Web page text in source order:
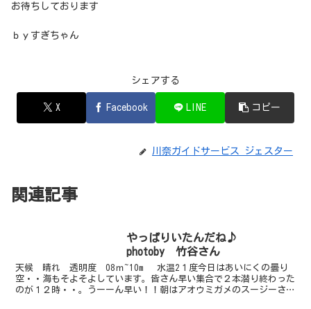
お待ちしております
ｂｙすぎちゃん
シェアする
X Facebook LINE コピー
川奈ガイドサービス ジェスター
関連記事
やっぱりいたんだね♪
photoby 竹谷さん
天候 晴れ 透明度 08ｍ~10m 水温2１度今日はあいにくの曇り
空・・海もそよそよしています。皆さん早い集合で２本潜り終わった
のが１２時・・。うーーん早い！！朝はアオウミガメのスージーさん